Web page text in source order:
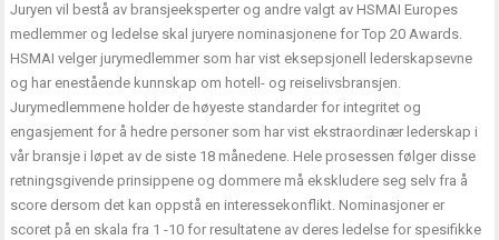
Juryen vil bestå av bransjeeksperter og andre valgt av HSMAI Europes
medlemmer og ledelse skal juryere nominasjonene for Top 20 Awards.
HSMAI velger jurymedlemmer som har vist eksepsjonell lederskapsevne
og har enestående kunnskap om hotell- og reiselivsbransjen.
Jurymedlemmene holder de høyeste standarder for integritet og
engasjement for å hedre personer som har vist ekstraordinær lederskap i
vår bransje i løpet av de siste 18 månedene. Hele prosessen følger disse
retningsgivende prinsippene og dommere må ekskludere seg selv fra å
score dersom det kan oppstå en interessekonflikt. Nominasjoner er
scoret på en skala fra 1 -10 for resultatene av deres ledelse for spesifikke